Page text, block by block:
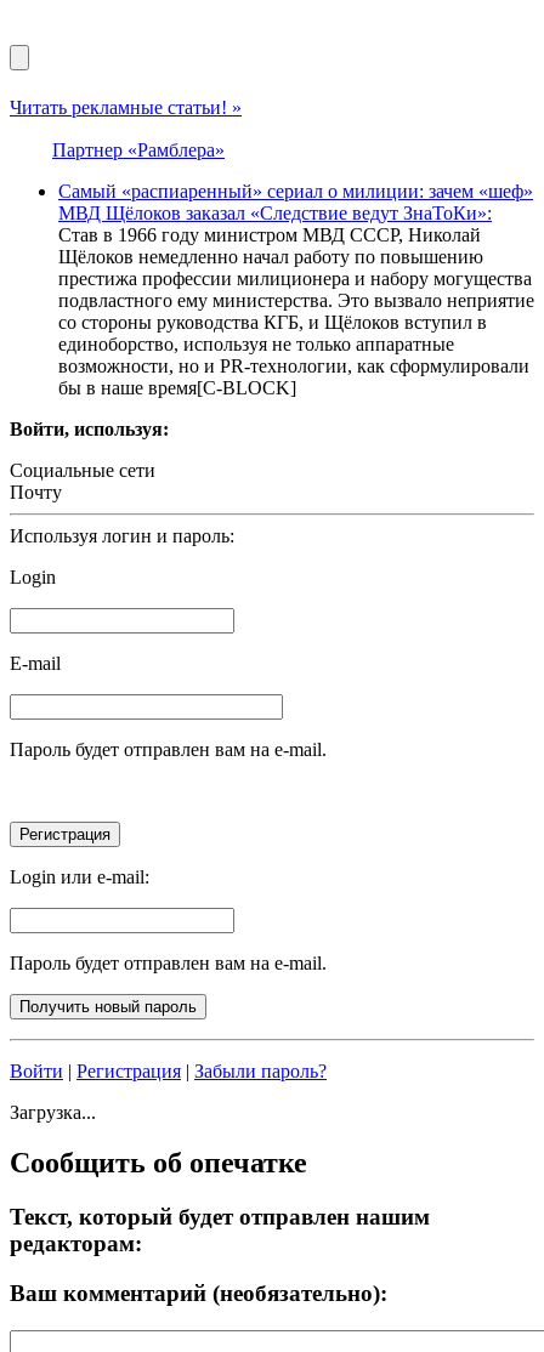
Читать рекламные статьи! »
Партнер «Рамблера»
Самый «распиаренный» сериал о милиции: зачем «шеф»
МВД Щёлоков заказал «Следствие ведут ЗнаТоКи»:
Став в 1966 году министром МВД СССР, Николай
Щёлоков немедленно начал работу по повышению
престижа профессии милиционера и набору могущества
подвластного ему министерства. Это вызвало неприятие
со стороны руководства КГБ, и Щёлоков вступил в
единоборство, используя не только аппаратные
возможности, но и PR-технологии, как сформулировали
бы в наше время[С-BLOCK]
Войти, используя:
Социальные сети
Почту
Используя логин и пароль:
Login
E-mail
Пароль будет отправлен вам на e-mail.
Login или e-mail:
Пароль будет отправлен вам на e-mail.
Войти | Регистрация | Забыли пароль?
Загрузка...
Сообщить об опечатке
Текст, который будет отправлен нашим
редакторам:
Ваш комментарий (необязательно):